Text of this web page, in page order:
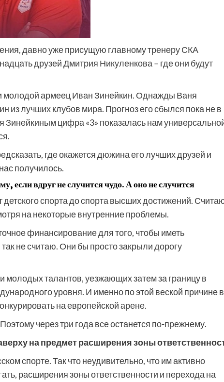
давно уже присущую главному тренеру СКА
друзей Дмитрия Никуленкова – где они будут
армеец Иван Зинейкин. Однажды Ваня
из лучших клубов мира. Прогноз его сбылся пока не в
Зинейкиным цифра «3» показалась нам
где окажется дюжина его лучших друзей и
получилось.
вдруг не случится чудо. А оно не случится
спорта до спорта высших достижений.
на некоторые внутренние проблемы.
финансирование для того, чтобы иметь
не считаю. Они бы просто закрыли дорогу
талантов, уезжающих затем за границу в
уровня. И именно по этой веской причине в
на европейской арене.
через три года все останется по-прежнему.
на предмет расширения зоны
спорте. Так что неудивительно, что им активно
расширения зоны ответственности и перехода на